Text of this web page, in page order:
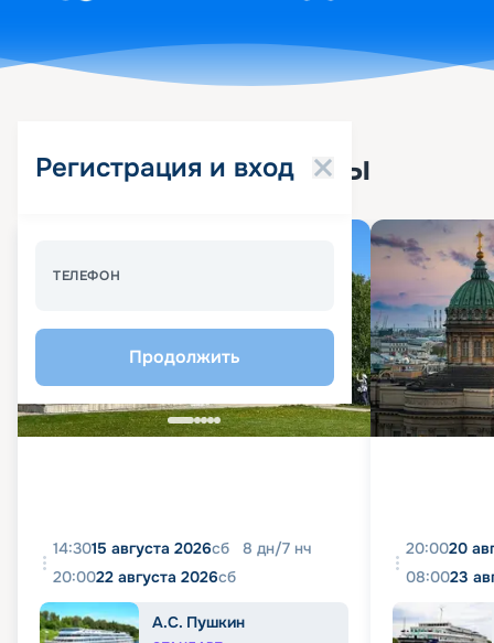
Регистрация и вход
ТЕЛЕФОН
Продолжить
Популярные круизы
14:3015 августа 2026сб 8 дн/7 нч
20:0022 августа 2026сб
А.С. Пушкин
20:0020
08:0023